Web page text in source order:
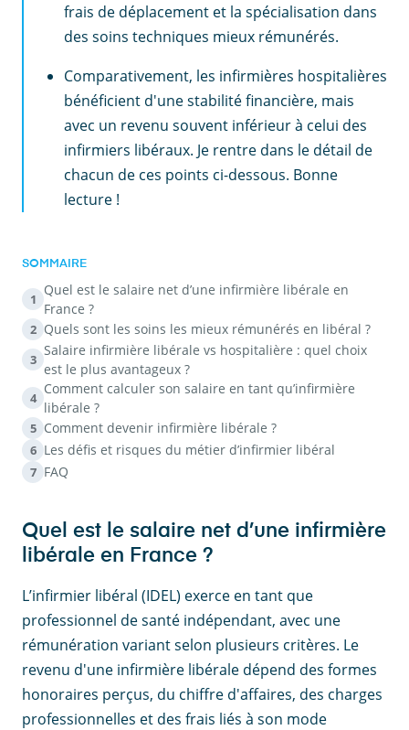
frais de déplacement et la spécialisation dans
des soins techniques mieux rémunérés.
Comparativement, les infirmières hospitalières
bénéficient d'une stabilité financière, mais
avec un revenu souvent inférieur à celui des
infirmiers libéraux. Je rentre dans le détail de
chacun de ces points ci-dessous. Bonne
lecture !
SOMMAIRE
1
Quel est le salaire net d’une infirmière libérale en
France ?
2 Quels sont les soins les mieux rémunérés en libéral ?
3
Salaire infirmière libérale vs hospitalière : quel choix
est le plus avantageux ?
4
Comment calculer son salaire en tant qu’infirmière
libérale ?
5 Comment devenir infirmière libérale ?
6 Les défis et risques du métier d’infirmier libéral
7 FAQ
Quel est le salaire net d’une infirmière
libérale en France ?
L’infirmier libéral (IDEL) exerce en tant que
professionnel de santé indépendant, avec une
rémunération variant selon plusieurs critères. Le
revenu d'une infirmière libérale dépend des formes
honoraires perçus, du chiffre d'affaires, des charges
professionnelles et des frais liés à son mode